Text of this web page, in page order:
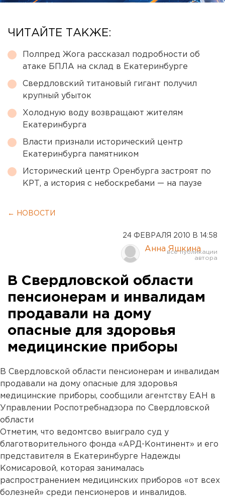
ЧИТАЙТЕ ТАКЖЕ:
Полпред Жога рассказал подробности об
атаке БПЛА на склад в Екатеринбурге
Свердловский титановый гигант получил
крупный убыток
Холодную воду возвращают жителям
Екатеринбурга
Власти признали исторический центр
Екатеринбурга памятником
Исторический центр Оренбурга застроят по
КРТ, а история с небоскребами — на паузе
← НОВОСТИ
24 ФЕВРАЛЯ 2010 В 14:58
Анна Яшкина
В Свердловской области
пенсионерам и инвалидам
продавали на дому
опасные для здоровья
медицинские приборы
В Свердловской области пенсионерам и инвалидам
продавали на дому опасные для здоровья
медицинские приборы, сообщили агентству ЕАН в
Управлении Роспотребнадзора по Свердловской
области
Отметим, что ведомтсво выиграло суд у
благотворительного фонда «АРД-Континент» и его
представителя в Екатеринбурге Надежды
Комисаровой, которая занималась
распространением медицинских приборов «от всех
болезней» среди пенсионеров и инвалидов.